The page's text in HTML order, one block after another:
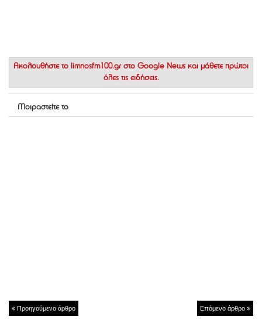
Ακολουθήστε το limnosfm100.gr στο Google News και μάθετε πρώτοι
όλες τις ειδήσεις.
Μοιραστείτε το
Προηγούμενο άρθρο Επόμενο άρθρο